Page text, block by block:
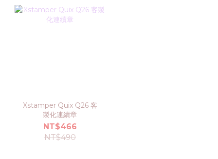
Xstamper Quix Q26 客
製化連續章
NT$466
NT$490